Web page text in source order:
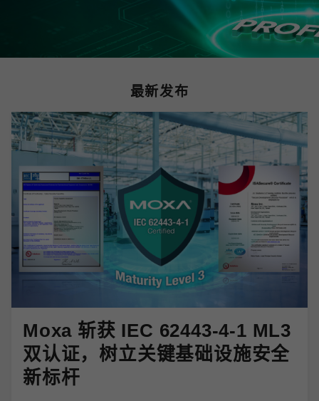
Moxa
最新发布
Moxa 斩获 IEC 62443-4-1 ML3
双认证，树立关键基础设施安全
新标杆